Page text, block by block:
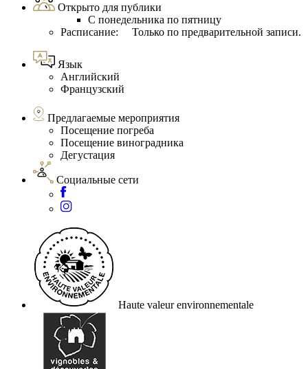
Открыто для публики
С понедельника по пятницу
Расписание: Только по предварительной записи.
Язык
Английский
Французский
Предлагаемые мероприятия
Посещение погреба
Посещение виноградника
Дегустация
Социальные сети
Haute valeur environnementale